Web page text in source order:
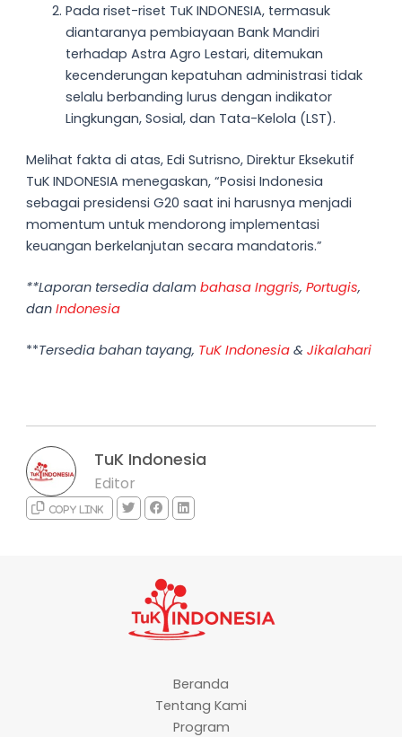
Pada riset-riset TuK INDONESIA, termasuk
diantaranya pembiayaan Bank Mandiri
terhadap Astra Agro Lestari, ditemukan
kecenderungan kepatuhan administrasi tidak
selalu berbanding lurus dengan indikator
Lingkungan, Sosial, dan Tata-Kelola (LST).
Melihat fakta di atas, Edi Sutrisno, Direktur Eksekutif
TuK INDONESIA menegaskan, “Posisi Indonesia
sebagai presidensi G20 saat ini harusnya menjadi
momentum untuk mendorong implementasi
keuangan berkelanjutan secara mandatoris.”
**Laporan tersedia dalambahasa Inggris,Portugis,
dan Indonesia
**Tersedia bahan tayang, TuK Indonesia &Jikalahari
TuK Indonesia
Editor
Copy link
Beranda
Tentang Kami
Program